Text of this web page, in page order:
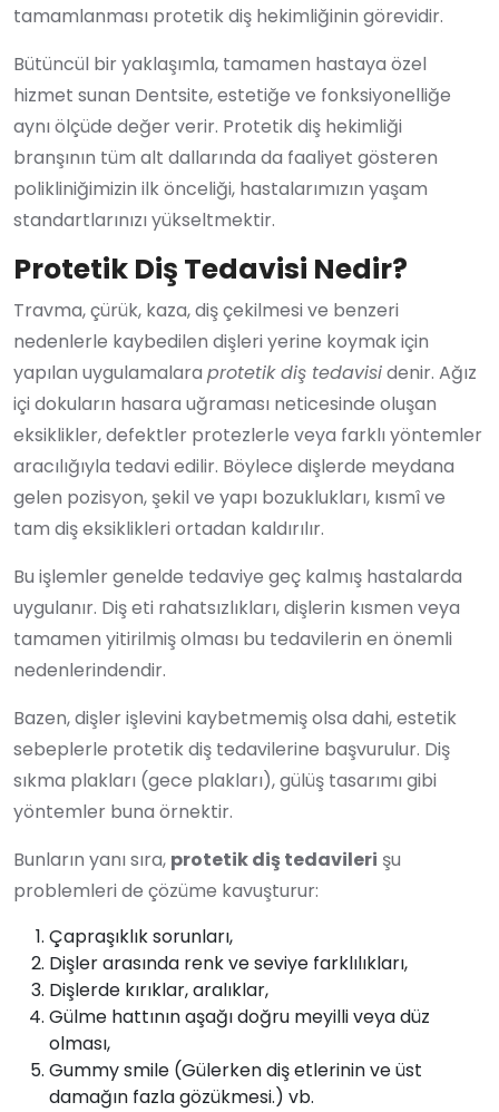
tamamlanması protetik diş hekimliğinin görevidir.
Bütüncül bir yaklaşımla, tamamen hastaya özel
hizmet sunan Dentsite, estetiğe ve fonksiyonelliğe
aynı ölçüde değer verir. Protetik diş hekimliği
branşının tüm alt dallarında da faaliyet gösteren
polikliniğimizin ilk önceliği, hastalarımızın yaşam
standartlarınızı yükseltmektir.
Protetik Diş Tedavisi Nedir?
Travma, çürük, kaza, diş çekilmesi ve benzeri
nedenlerle kaybedilen dişleri yerine koymak için
yapılan uygulamalara protetik diş tedavisidenir. Ağız
içi dokuların hasara uğraması neticesinde oluşan
eksiklikler, defektler protezlerle veya farklı yöntemler
aracılığıyla tedavi edilir. Böylece dişlerde meydana
gelen pozisyon, şekil ve yapı bozuklukları, kısmî ve
tam diş eksiklikleri ortadan kaldırılır.
Bu işlemler genelde tedaviye geç kalmış hastalarda
uygulanır. Diş eti rahatsızlıkları, dişlerin kısmen veya
tamamen yitirilmiş olması bu tedavilerin en önemli
nedenlerindendir.
Bazen, dişler işlevini kaybetmemiş olsa dahi, estetik
sebeplerle protetik diş tedavilerine başvurulur. Diş
sıkma plakları (gece plakları), gülüş tasarımı gibi
yöntemler buna örnektir.
Bunların yanı sıra, protetik diş tedavileri şu
problemleri de çözüme kavuşturur:
Çapraşıklık sorunları,
Dişler arasında renk ve seviye farklılıkları,
Dişlerde kırıklar, aralıklar,
Gülme hattının aşağı doğru meyilli veya düz
olması,
Gummy smile (Gülerken diş etlerinin ve üst
damağın fazla gözükmesi.) vb.